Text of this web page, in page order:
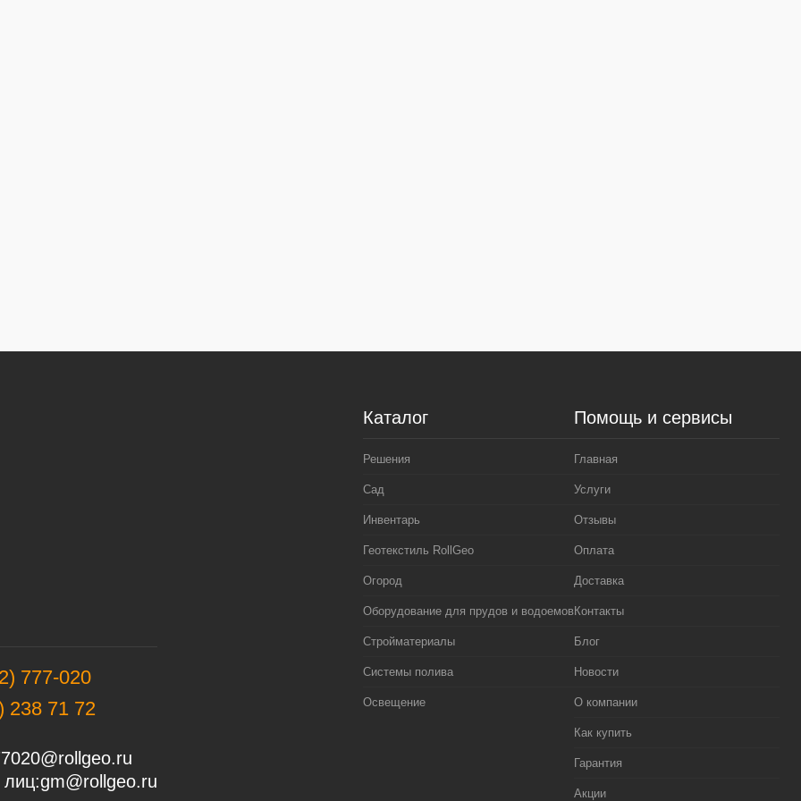
777-020
238 71 72
gm@rollgeo.ru
Каталог
Решения
Сад
Инвентарь
Геотекстиль RollGeo
Огород
Оборудование для прудов и водоемов
Стройматериалы
Системы полива
Освещение
Помощь и сервисы
Главная
Услуги
Отзывы
Оплата
Доставка
Контакты
Блог
Новости
О компании
Как купить
Гарантия
Акции